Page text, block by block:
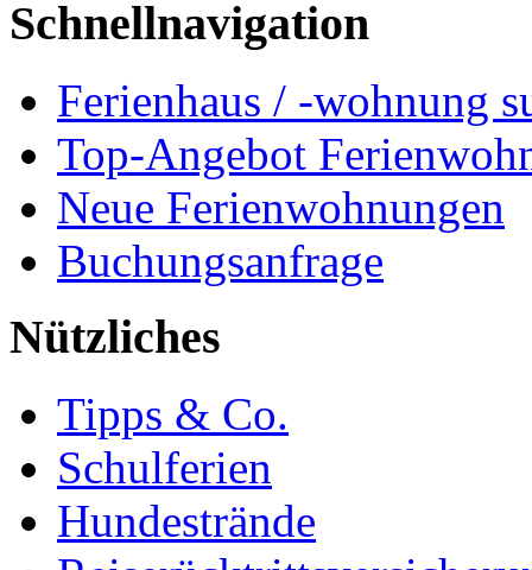
Schnellnavigation
Ferienhaus / -wohnung
Top-Angebot
Neue Ferienwohnungen
Buchungsanfrage
Nützliches
Tipps & Co.
Schulferien
Hundestrände